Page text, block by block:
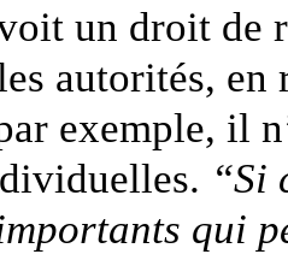
un droit de
autorités, en
exemple, il
“Si
qui